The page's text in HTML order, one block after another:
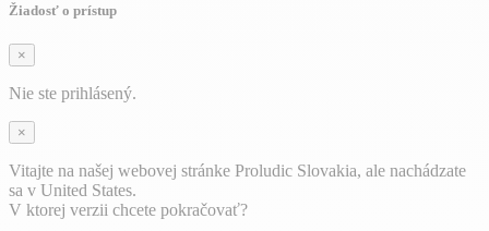
Žiadosť o prístup
×
Nie ste prihlásený.
×
Vitajte na našej webovej stránke Proludic Slovakia, ale nachádzate
sa v United States.
V ktorej verzii chcete pokračovať?